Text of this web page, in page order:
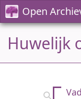
Open
Huwelijk